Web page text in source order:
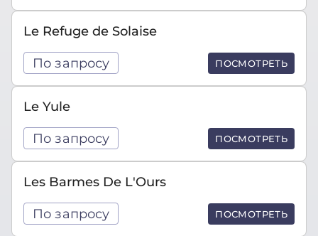
Le Refuge de Solaise
По запросу ПОСМОТРЕТЬ
Le Yule
По запросу ПОСМОТРЕТЬ
Les Barmes De L'Ours
По запросу ПОСМОТРЕТЬ